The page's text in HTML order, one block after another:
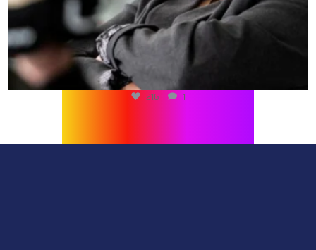
216 1